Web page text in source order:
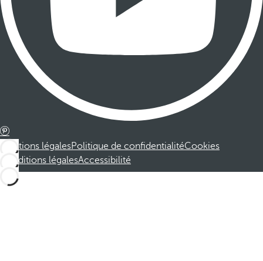
Mentions légalesPolitique de confidentialitéCookies
Conditions légalesAccessibilité